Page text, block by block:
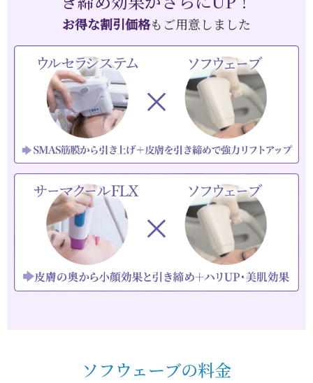
お得な割引価格もご用意しました
ソフウェーブの料金